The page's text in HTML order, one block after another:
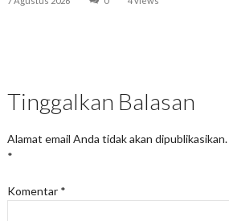
Tinggalkan Balasan
Alamat email Anda tidak akan dipublikasikan.
*
Komentar *